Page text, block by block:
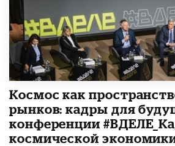
Космос как
рынков: кадры для
конференции
космической